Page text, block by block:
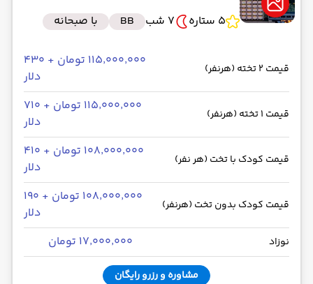
5 ستاره
7 شب BB با صبحانه
قیمت 2 تخته (هرنفر)
۱۱۵٬۰۰۰٬۰۰۰ تومان + ۴۳۰
دلار
قیمت 1 تخته (هرنفر)
۱۱۵٬۰۰۰٬۰۰۰ تومان + ۷۱۰
دلار
قیمت کودک با تخت (هر نفر)
۱۰۸٬۰۰۰٬۰۰۰ تومان + ۴۱۰
دلار
قیمت کودک بدون تخت (هرنفر)
۱۰۸٬۰۰۰٬۰۰۰ تومان + ۱۹۰
دلار
نوزاد ۱۷٬۰۰۰٬۰۰۰ تومان
مشاوره و رزرو رایگان